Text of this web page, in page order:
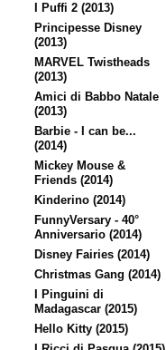
I Puffi 2 (2013)
Principesse Disney
(2013)
MARVEL Twistheads
(2013)
Amici di Babbo Natale
(2013)
Barbie - I can be...
(2014)
Mickey Mouse &
Friends (2014)
Kinderino (2014)
FunnyVersary - 40°
Anniversario (2014)
Disney Fairies (2014)
Christmas Gang (2014)
I Pinguini di
Madagascar (2015)
Hello Kitty (2015)